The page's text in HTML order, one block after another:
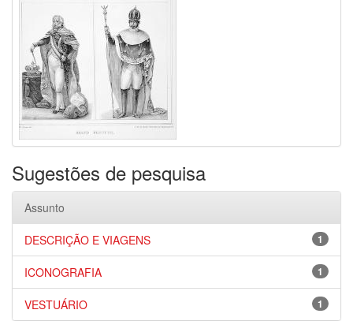
Sugestões de pesquisa
Assunto
1
DESCRIÇÃO E VIAGENS
1
ICONOGRAFIA
1
VESTUÁRIO